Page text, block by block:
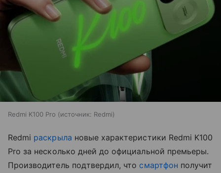
Redmi K100 Pro источник: Redmi
Redmi раскрыла новые характеристики Redmi K100
Pro за несколько дней до официальной премьеры.
Производитель подтвердил, что смартфон получит